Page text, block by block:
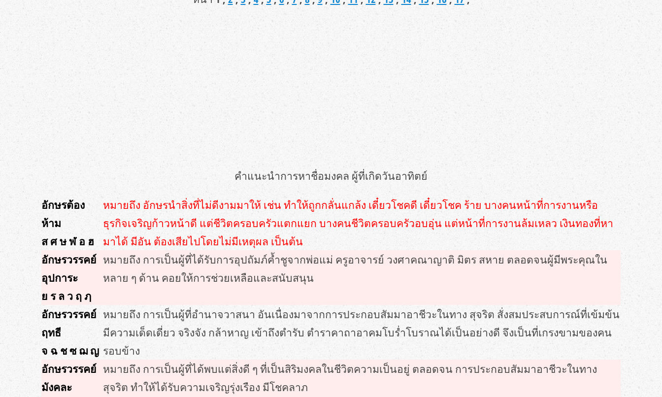
คำแนะนำการหาชื่อมงคล ผู้ที่เกิดวันอาทิตย์
อักษรต้อง
ห้าม
ส ศ ษ ฬ อ ฮ
หมายถึง อักษรนำสิ่งที่ไม่ดีงามมาให้ เช่น ทำให้ถูกกลั่นแกล้ง เดี๋ยวโชคดี เดี๋ยวโชค ร้าย บางคนหน้าที่การงานหรือ
ธุรกิจเจริญก้าวหน้าดี แต่ชีวิตครอบครัวแตกแยก บางคนชีวิตครอบครัวอบอุ่น แต่หน้าที่การงานล้มเหลว เงินทองที่หา
มาได้ มีอัน ต้องเสียไปโดยไม่มีเหตุผล เป็นต้น
อักษรวรรคย์
อุปการะ
ย ร ล ว ฤ ฦ
หมายถึง การเป็นผู้ที่ได้รับการอุปถัมภ์ค้ำชูจากพ่อแม่ ครูอาจารย์ วงศาคณาญาติ มิตร สหาย ตลอดจนผู้มีพระคุณใน
หลาย ๆ ด้าน คอยให้การช่วยเหลือและสนับสนุน
อักษรวรรคย์
ฤทธี
จ ฉ ช ซ ฌ ญ
หมายถึง การเป็นผู้ที่อำนาจวาสนา อันเนื่องมาจากการประกอบสัมมาอาชีวะในทาง สุจริต สั่งสมประสบการณ์ที่เข้มข้น
มีความเด็ดเดี่ยว จริงจัง กล้าหาญ เข้าถึงตำรับ ตำราคาถาอาคมโบร่ำโบราณได้เป็นอย่างดี จึงเป็นที่เกรงขามของคน
รอบข้าง
อักษรวรรคย์
มังคละ
หมายถึง การเป็นผู้ที่ได้พบแต่สิ่งดี ๆ ที่เป็นสิริมงคลในชีวิตความเป็นอยู่ ตลอดจน การประกอบสัมมาอาชีวะในทาง
สุจริต ทำให้ได้รับความเจริญรุ่งเรือง มีโชคลาภ